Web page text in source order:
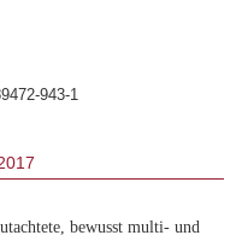
943-1
bewusst multi- und